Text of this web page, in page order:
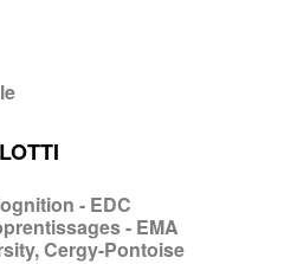
- EDC
- EMA
Cergy-Pontoise